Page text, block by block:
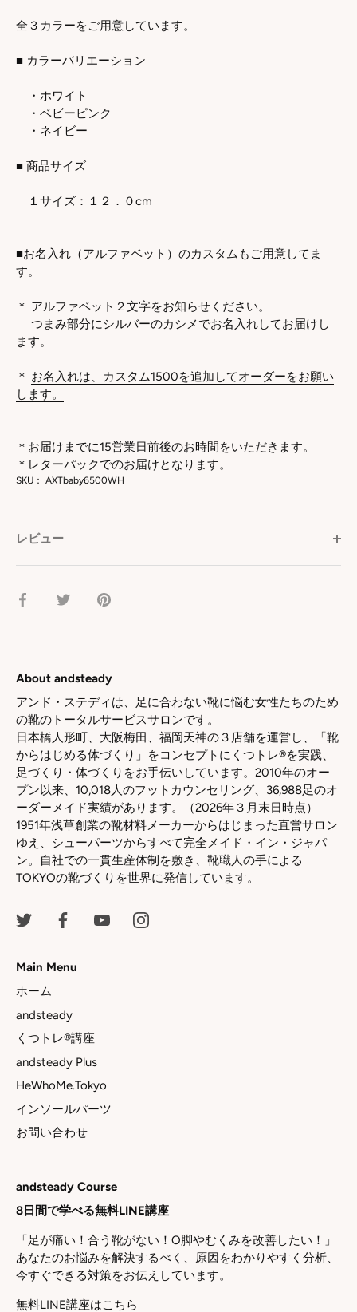
全３カラーをご用意しています。
■ カラーバリエーション
・ホワイト
・ベビーピンク
・ネイビー
■ 商品サイズ
１サイズ：１２．０cm
■お名入れ（アルファベット）のカスタムもご用意してま
す。
＊ アルファベット２文字をお知らせください。
つまみ部分にシルバーのカシメでお名入れしてお届けし
ます。
＊ お名入れは、カスタム1500を追加してオーダーをお願い
します。
＊お届けまでに15営業日前後のお時間をいただきます。
＊レターパックでのお届けとなります。
SKU： AXTbaby6500WH
レビュー
facebookTwitterpinterest
About andsteady
アンド・ステディは、足に合わない靴に悩む女性たちのため
の靴のトータルサービスサロンです。
日本橋人形町、大阪梅田、福岡天神の３店舗を運営し、「靴
からはじめる体づくり」をコンセプトにくつトレ®を実践、
足づくり・体づくりをお手伝いしています。2010年のオー
プン以来、10,018人のフットカウンセリング、36,988足のオ
ーダーメイド実績があります。（2026年３月末日時点）
1951年浅草創業の靴材料メーカーからはじまった直営サロン
ゆえ、シューパーツからすべて完全メイド・イン・ジャパ
ン。自社での一貫生産体制を敷き、靴職人の手による
TOKYOの靴づくりを世界に発信しています。
Main Menu
ホーム
andsteady
くつトレ®講座
andsteady Plus
HeWhoMe.Tokyo
インソールパーツ
お問い合わせ
andsteady Course
8日間で学べる無料LINE講座
「足が痛い！合う靴がない！O脚やむくみを改善したい！」
あなたのお悩みを解決するべく、原因をわかりやすく分析、
今すぐできる対策をお伝えしています。
無料LINE講座はこちら